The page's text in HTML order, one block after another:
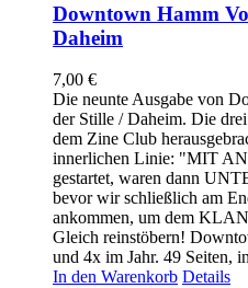
Downtown Hamm
Daheim
7,00 €
Die neunte Ausgabe von
der Stille / Daheim. Die
dem Zine Club
innerlichen Linie: "MIT
gestartet, waren dann
bevor wir schließlich am
ankommen, um dem
Gleich reinstöbern!
und 4x im Jahr. 49 Seiten,
In den Warenkorb Details